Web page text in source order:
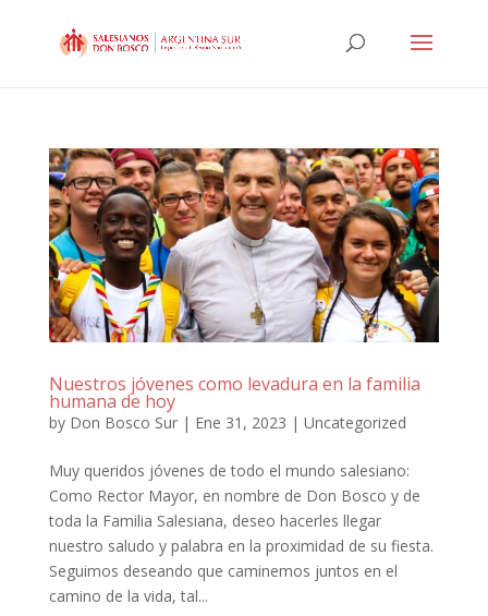
Nuestros jóvenes como levadura en la familia
humana de hoy
by Don Bosco Sur| Ene 31, 2023 | Uncategorized
Muy queridos jóvenes de todo el mundo salesiano:
Como Rector Mayor, en nombre de Don Bosco y de
toda la Familia Salesiana, deseo hacerles llegar
nuestro saludo y palabra en la proximidad de su fiesta.
Seguimos deseando que caminemos juntos en el
camino de la vida, tal...